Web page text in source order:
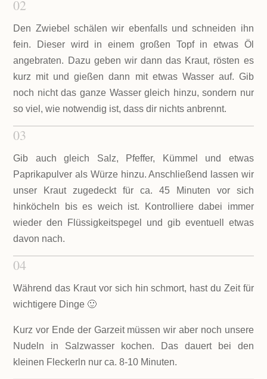
02
Den Zwiebel schälen wir ebenfalls und schneiden ihn
fein. Dieser wird in einem großen Topf in etwas Öl
angebraten. Dazu geben wir dann das Kraut, rösten es
kurz mit und gießen dann mit etwas Wasser auf. Gib
noch nicht das ganze Wasser gleich hinzu, sondern nur
so viel, wie notwendig ist, dass dir nichts anbrennt.
03
Gib auch gleich Salz, Pfeffer, Kümmel und etwas
Paprikapulver als Würze hinzu. Anschließend lassen wir
unser Kraut zugedeckt für ca. 45 Minuten vor sich
hinköcheln bis es weich ist. Kontrolliere dabei immer
wieder den Flüssigkeitspegel und gib eventuell etwas
davon nach.
04
Während das Kraut vor sich hin schmort, hast du Zeit für
wichtigere Dinge 🙂
Kurz vor Ende der Garzeit müssen wir aber noch unsere
Nudeln in Salzwasser kochen. Das dauert bei den
kleinen Fleckerln nur ca. 8-10 Minuten.